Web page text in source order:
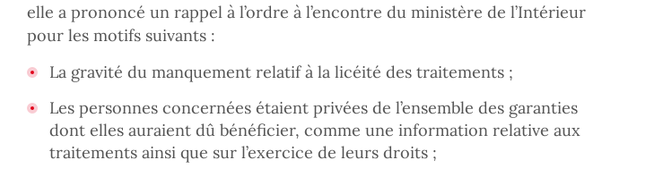
elle a prononcé un rappel à l’ordre à l’encontre du ministère de l’Intérieur
pour les motifs suivants :
La gravité du manquement relatif à la licéité des traitements ;
Les personnes concernées étaient privées de l’ensemble des garanties
dont elles auraient dû bénéficier, comme une information relative aux
traitements ainsi que sur l’exercice de leurs droits ;